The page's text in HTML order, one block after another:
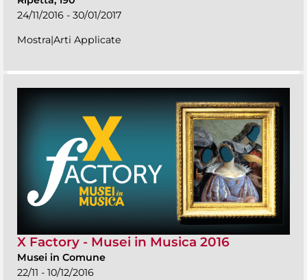
24/11/2016 - 30/01/2017
Mostra|Arti Applicate
X Factory - Musei in Musica 2016
Musei in Comune
22/11 - 10/12/2016